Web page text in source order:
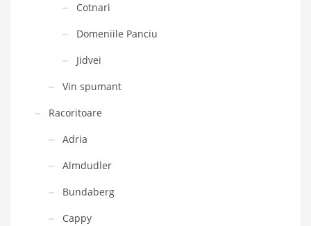
Cotnari
Domeniile Panciu
Jidvei
Vin spumant
Racoritoare
Adria
Almdudler
Bundaberg
Cappy